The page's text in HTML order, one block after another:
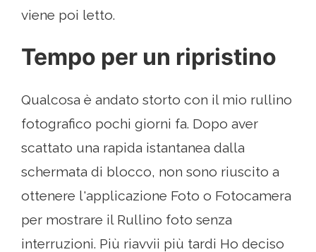
viene poi letto.
Tempo per un ripristino
Qualcosa è andato storto con il mio rullino
fotografico pochi giorni fa. Dopo aver
scattato una rapida istantanea dalla
schermata di blocco, non sono riuscito a
ottenere l'applicazione Foto o Fotocamera
per mostrare il Rullino foto senza
interruzioni. Più riavvii più tardi Ho deciso